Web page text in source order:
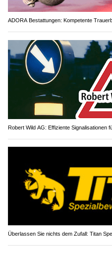
ADORA Bestattungen: Kompetente
Robert Wild AG: Effiziente Signalisationen
Überlassen Sie nichts dem Zufall: Titan